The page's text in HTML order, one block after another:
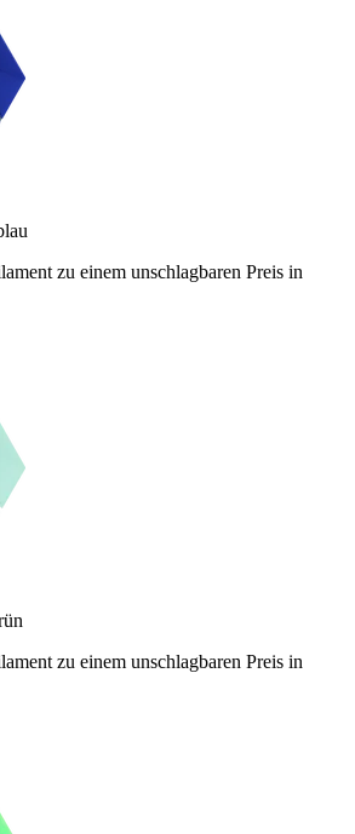
zu einem unschlagbaren Preis in
zu einem unschlagbaren Preis in